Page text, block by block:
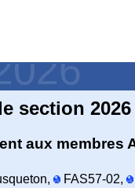
section 2026
aux membres
FAS57-02,